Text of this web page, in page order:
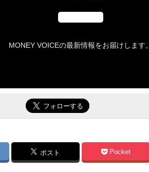
MONEY VOICEの最新情報をお届けします。
ポスト Pocket